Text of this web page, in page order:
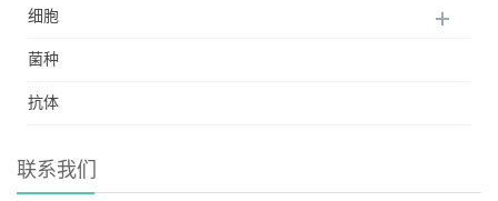
细胞
菌种
抗体
联系我们